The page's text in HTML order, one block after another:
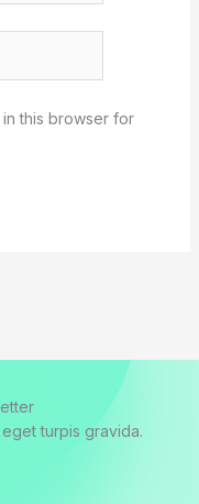
this browser for
turpis gravida.